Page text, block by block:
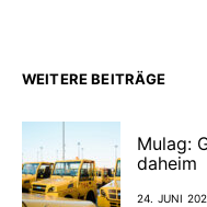
WEITERE BEITRÄGE
Mulag:
daheim
24. JUNI